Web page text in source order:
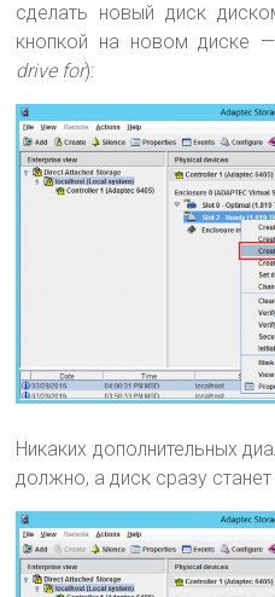
сделать новый диск
кнопкой на новом диске —
drive for):
Никаких дополнительных
должно, а диск сразу